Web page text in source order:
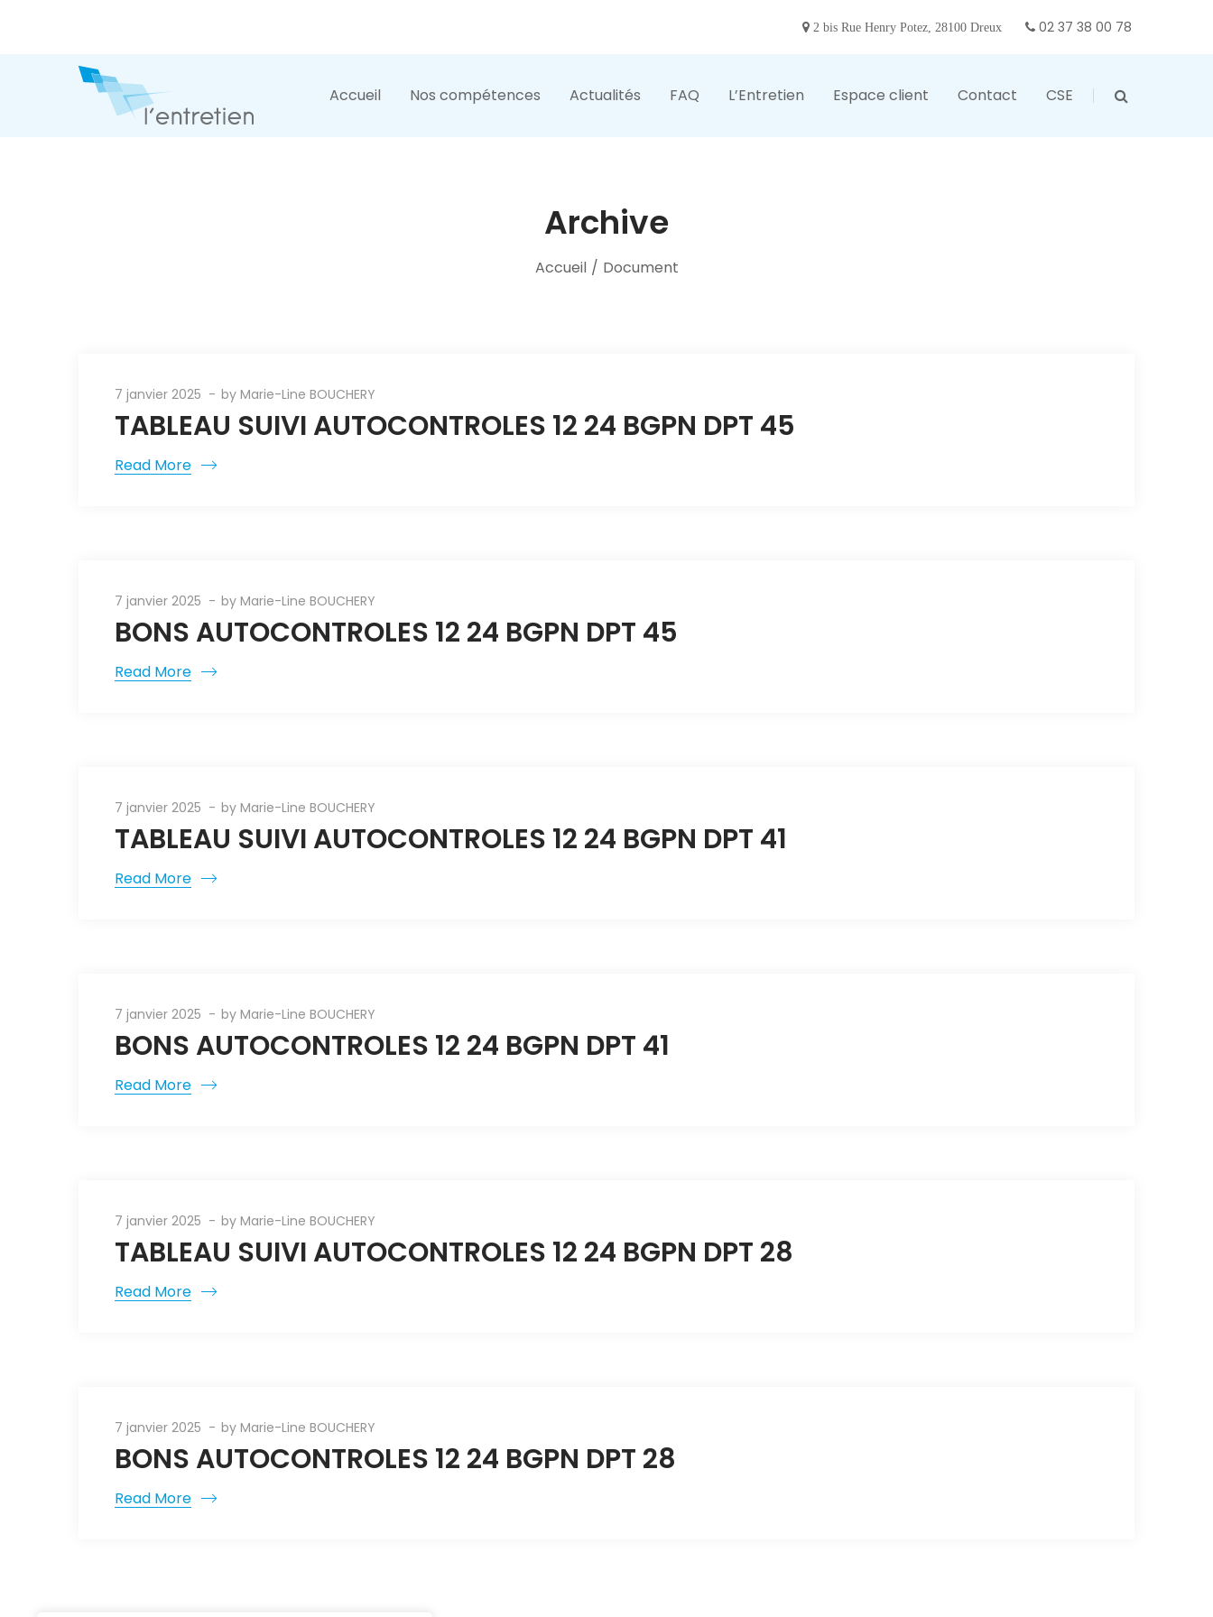
2 bis Rue Henry Potez, 28100 Dreux 02 37 38 00 78
Accueil Nos compétences Actualités FAQ L’Entretien Espace client Contact CSE
Archive
Accueil / Document
7 janvier 2025 by Marie-Line BOUCHERY
TABLEAU SUIVI AUTOCONTROLES 12 24 BGPN DPT 45
Read More
7 janvier 2025 by Marie-Line BOUCHERY
BONS AUTOCONTROLES 12 24 BGPN DPT 45
Read More
7 janvier 2025 by Marie-Line BOUCHERY
TABLEAU SUIVI AUTOCONTROLES 12 24 BGPN DPT 41
Read More
7 janvier 2025 by Marie-Line BOUCHERY
BONS AUTOCONTROLES 12 24 BGPN DPT 41
Read More
7 janvier 2025 by Marie-Line BOUCHERY
TABLEAU SUIVI AUTOCONTROLES 12 24 BGPN DPT 28
Read More
7 janvier 2025 by Marie-Line BOUCHERY
BONS AUTOCONTROLES 12 24 BGPN DPT 28
Read More